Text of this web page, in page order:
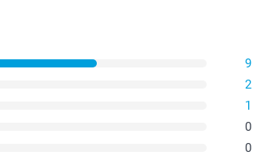
9
2
1
0
0